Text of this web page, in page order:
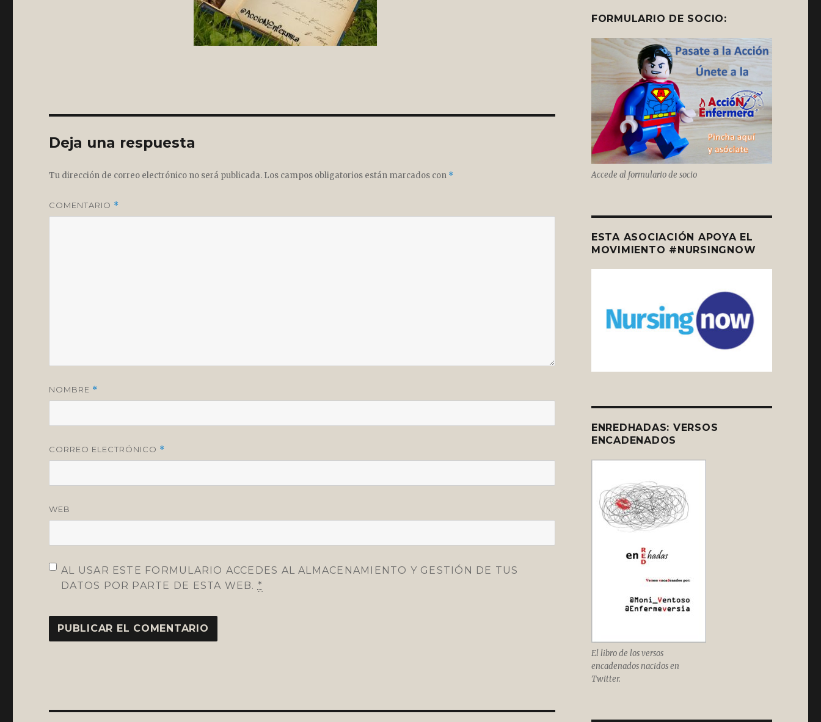
Deja una respuesta
Tu dirección de correo electrónico no será publicada. Los campos obligatorios están marcados con *
COMENTARIO *
NOMBRE *
CORREO ELECTRÓNICO *
WEB
AL USAR ESTE FORMULARIO ACCEDES AL ALMACENAMIENTO Y GESTIÓN DE TUS
DATOS POR PARTE DE ESTA WEB. *
FORMULARIO DE SOCIO:
Accede al formulario de socio
ESTA ASOCIACIÓN APOYA EL
MOVIMIENTO #NURSINGNOW
ENREDHADAS: VERSOS
ENCADENADOS
El libro de los versos
encadenados nacidos en
Twitter.